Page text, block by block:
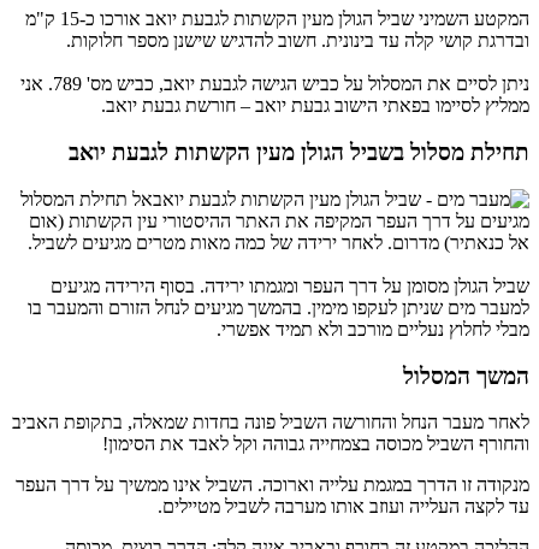
המקטע השמיני שביל הגולן מעין הקשתות לגבעת יואב אורכו כ-15 ק"מ
ובדרגת קושי קלה עד בינונית. חשוב להדגיש שישנן מספר חלוקות.
ניתן לסיים את המסלול על כביש הגישה לגבעת יואב, כביש מס' 789. אני
ממליץ לסיימו בפאתי הישוב גבעת יואב – חורשת גבעת יואב.
תחילת מסלול בשביל הגולן מעין הקשתות לגבעת יואב
אל תחילת המסלול
מגיעים על דרך העפר המקיפה את האתר ההיסטורי עין הקשתות (אום
אל כנאתיר) מדרום. לאחר ירידה של כמה מאות מטרים מגיעים לשביל.
שביל הגולן מסומן על דרך העפר ומגמתו ירידה. בסוף הירידה מגיעים
למעבר מים שניתן לעקפו מימין. בהמשך מגיעים לנחל הזורם והמעבר בו
מבלי לחלוץ נעליים מורכב ולא תמיד אפשרי.
המשך המסלול
לאחר מעבר הנחל והחורשה השביל פונה בחדות שמאלה, בתקופת האביב
והחורף השביל מכוסה בצמחייה גבוהה וקל לאבד את הסימון!
מנקודה זו הדרך במגמת עלייה וארוכה. השביל אינו ממשיך על דרך העפר
עד לקצה העלייה ועוזב אותו מערבה לשביל מטיילים.